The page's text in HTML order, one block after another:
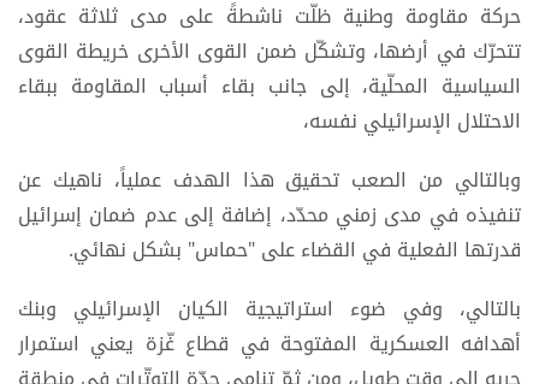
حركة مقاومة وطنية ظلّت ناشطةً على مدى ثلاثة عقود،
تتحرّك في أرضها، وتشكّل ضمن القوى الأخرى خريطة القوى
السياسية المحلّية، إلى جانب بقاء أسباب المقاومة ببقاء
الاحتلال الإسرائيلي نفسه،
وبالتالي من الصعب تحقيق هذا الهدف عملياً، ناهيك عن
تنفيذه في مدى زمني محدّد، إضافة إلى عدم ضمان إسرائيل
قدرتها الفعلية في القضاء على "حماس" بشكل نهائي.
بالتالي، وفي ضوء استراتيجية الكيان الإسرائيلي وبنك
أهدافه العسكرية المفتوحة في قطاع غّزة يعني استمرار